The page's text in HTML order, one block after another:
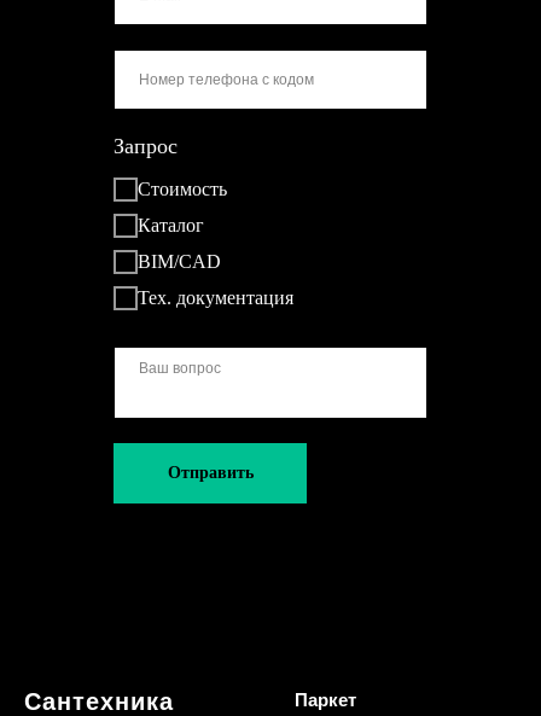
Запрос
Стоимость
Каталог
BIM/CAD
Тех. документация
Отправить
Сантехника
Паркет